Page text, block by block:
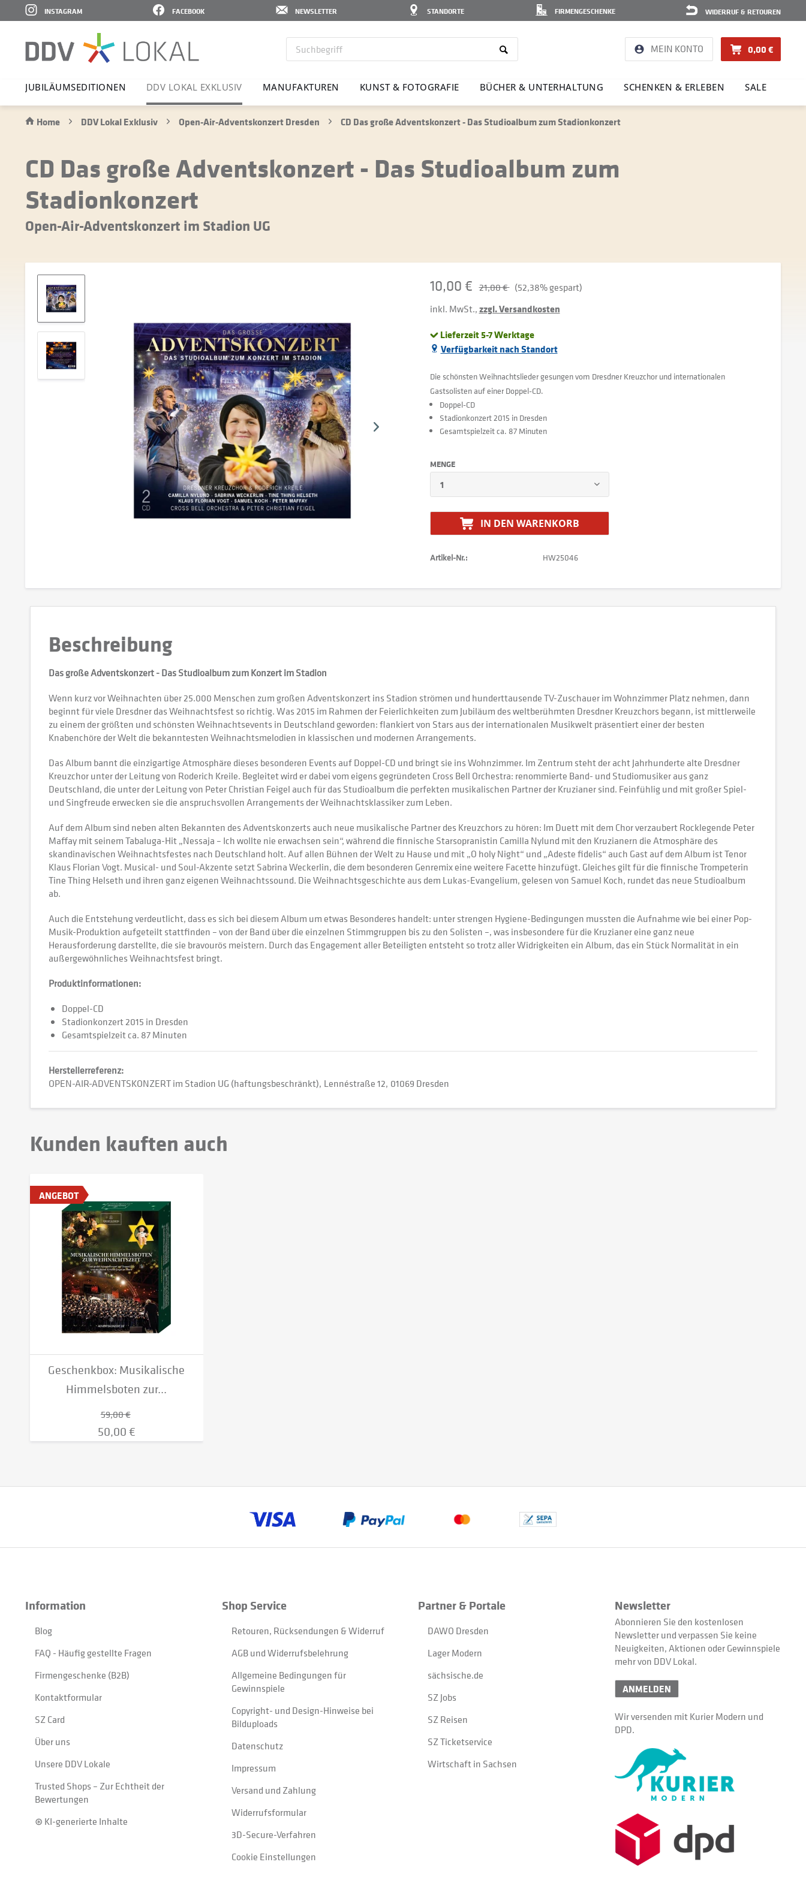
WIDERRUF & RETOUREN
FIRMENGESCHENKE
STANDORTE
NEWSLETTER
FACEBOOK
INSTAGRAM
MEIN KONTO 0,00 €
JUBI­LÄ­UMS­E­DI­TIONEN DDV LOKAL EXKLUSIV MANU­FAK­TUREN KUNST & FOTO­GRAFIE BÜCHER & UNTER­HAL­TUNG SCHENKEN & ERLEBEN SALE
Home DDV Lokal Exklusiv Open-Air-Adventskonzert Dresden CD Das große Adventskonzert - Das Studioalbum zum Stadionkonzert
CD Das große Adventskonzert - Das Studioalbum zum
Stadionkonzert
Open-Air-Adventskonzert im Stadion UG
10,00 € 21,00 € (52,38% gespart)
inkl. MwSt.,zzgl. Versandkosten
Lieferzeit 5-7 Werktage
Verfügbarkeit nach Standort
Die schönsten Weihnachtslieder gesungen vom Dresdner Kreuzchor und internationalen
Gastsolisten auf einer Doppel-CD.
Doppel-CD
Stadionkonzert 2015 in Dresden
Gesamtspielzeit ca. 87 Minuten
MENGE
IN DEN WARENKORB
Artikel-Nr.: HW25046
Beschreibung
Das große Adventskonzert - Das Studioalbum zum Konzert im Stadion
Wenn kurz vor Weihnachten über 25.000 Menschen zum großen Adventskonzert ins Stadion strömen und hunderttausende TV-Zuschauer im Wohnzimmer Platz nehmen, dann
beginnt für viele Dresdner das Weihnachtsfest so richtig. Was 2015 im Rahmen der Feierlichkeiten zum Jubiläum des weltberühmten Dresdner Kreuzchors begann, ist mittlerweile
zu einem der größten und schönsten Weihnachtsevents in Deutschland geworden: flankiert von Stars aus der internationalen Musikwelt präsentiert einer der besten
Knabenchöre der Welt die bekanntesten Weihnachtsmelodien in klassischen und modernen Arrangements.
Das Album bannt die einzigartige Atmosphäre dieses besonderen Events auf Doppel-CD und bringt sie ins Wohnzimmer. Im Zentrum steht der acht Jahrhunderte alte Dresdner
Kreuzchor unter der Leitung von Roderich Kreile. Begleitet wird er dabei vom eigens gegründeten Cross Bell Orchestra: renommierte Band- und Studiomusiker aus ganz
Deutschland, die unter der Leitung von Peter Christian Feigel auch für das Studioalbum die perfekten musikalischen Partner der Kruzianer sind. Feinfühlig und mit großer Spiel-
und Singfreude erwecken sie die anspruchsvollen Arrangements der Weihnachtsklassiker zum Leben.
Auf dem Album sind neben alten Bekannten des Adventskonzerts auch neue musikalische Partner des Kreuzchors zu hören: Im Duett mit dem Chor verzaubert Rocklegende Peter
Maffay mit seinem Tabaluga-Hit „Nessaja – Ich wollte nie erwachsen sein“, während die finnische Starsopranistin Camilla Nylund mit den Kruzianern die Atmosphäre des
skandinavischen Weihnachtsfestes nach Deutschland holt. Auf allen Bühnen der Welt zu Hause und mit „O holy Night“ und „Adeste fidelis“ auch Gast auf dem Album ist Tenor
Klaus Florian Vogt. Musical- und Soul-Akzente setzt Sabrina Weckerlin, die dem besonderen Genremix eine weitere Facette hinzufügt. Gleiches gilt für die finnische Trompeterin
Tine Thing Helseth und ihren ganz eigenen Weihnachtssound. Die Weihnachtsgeschichte aus dem Lukas-Evangelium, gelesen von Samuel Koch, rundet das neue Studioalbum
ab.
Auch die Entstehung verdeutlicht, dass es sich bei diesem Album um etwas Besonderes handelt: unter strengen Hygiene-Bedingungen mussten die Aufnahme wie bei einer Pop-
Musik-Produktion aufgeteilt stattfinden – von der Band über die einzelnen Stimmgruppen bis zu den Solisten –, was insbesondere für die Kruzianer eine ganz neue
Herausforderung darstellte, die sie bravourös meistern. Durch das Engagement aller Beteiligten entsteht so trotz aller Widrigkeiten ein Album, das ein Stück Normalität in ein
außergewöhnliches Weihnachtsfest bringt.
Produktinformationen:
Doppel-CD
Stadionkonzert 2015 in Dresden
Gesamtspielzeit ca. 87 Minuten
Herstellerreferenz:
OPEN-AIR-ADVENTSKONZERT im Stadion UG (haftungsbeschränkt) Lennéstraße 12 01069 Dresden
Kunden kauften auch
ANGEBOT
Geschenkbox: Musikalische
Himmelsboten zur...
59,00 €
50,00 €
Information
Blog
FAQ - Häufig gestellte Fragen
Firmengeschenke (B2B)
Kontaktformular
SZ Card
Über uns
Unsere DDV Lokale
Trusted Shops – Zur Echtheit der
Bewertungen
⊛ KI-generierte Inhalte
Shop Service
Retouren, Rücksendungen & Widerruf
AGB und Widerrufsbelehrung
Allgemeine Bedingungen für
Gewinnspiele
Copyright- und Design-Hinweise bei
Bilduploads
Datenschutz
Impressum
Versand und Zahlung
Widerrufsformular
3D-Secure-Verfahren
Cookie Einstellungen
Partner & Portale
DAWO Dresden
Lager Modern
sächsische.de
SZ Jobs
SZ Reisen
SZ Ticketservice
Wirtschaft in Sachsen
Newsletter
Abonnieren Sie den kostenlosen
Newsletter und verpassen Sie keine
Neuigkeiten, Aktionen oder Gewinnspiele
mehr von DDV Lokal.
ANMELDEN
Wir versenden mit Kurier Modern und
DPD.